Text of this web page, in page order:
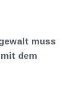
muss
dem